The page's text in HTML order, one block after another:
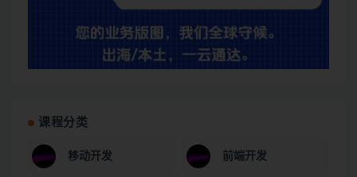
课程分类
移动开发 前端开发